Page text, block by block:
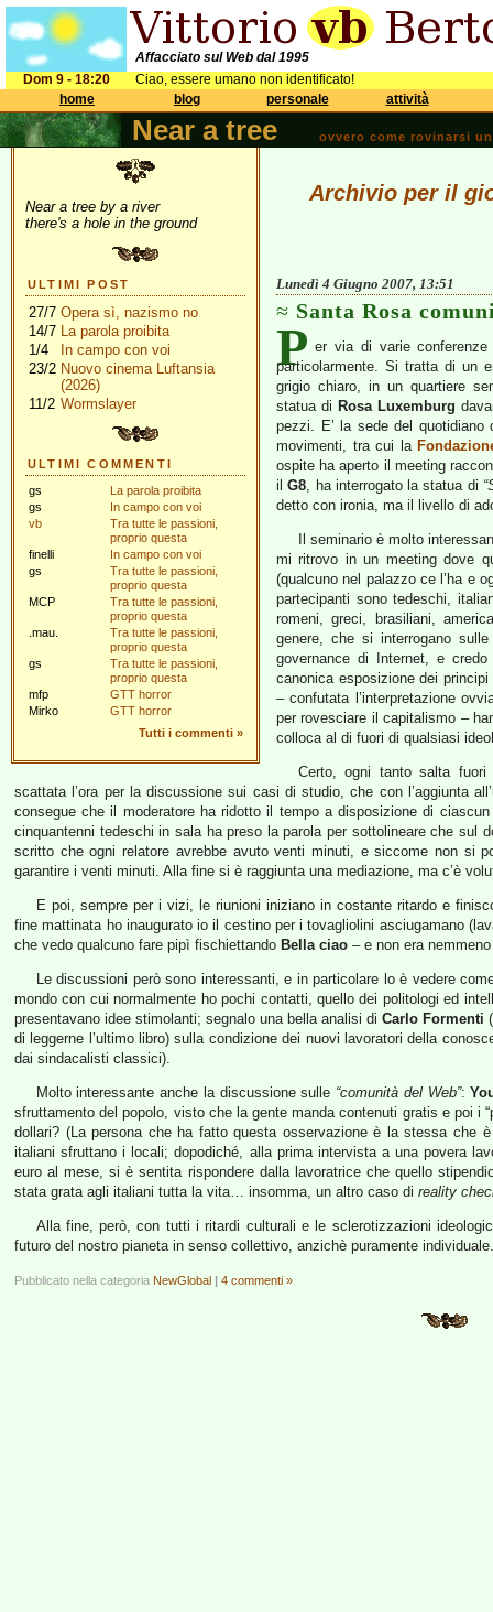
Affacciato sul Web dal 1995
Dom 9 - 18:20
Ciao, essere umano non identificato!
home
blog personale attività
Near a tree ovvero come rovinarsi
Near a tree by a river
there's a hole in the ground
ULTIMI POST
27/7 Opera sì, nazismo no
14/7 La parola proibita
1/4
In campo con voi
23/2 Nuovo cinema Luftansia
(2026)
11/2 Wormslayer
ULTIMI COMMENTI
gs
La parola proibita
gs
In campo con voi
vb
Tra tutte le passioni,
proprio questa
finelli
In campo con voi
gs
Tra tutte le passioni,
proprio questa
MCP
Tra tutte le passioni,
proprio questa
.mau.
Tra tutte le passioni,
proprio questa
gs
Tra tutte le passioni,
proprio questa
mfp
GTT horror
Mirko
GTT horror
Tutti i commenti »
Archivio per il
Lunedì 4 Giugno 2007, 13:51
Santa Rosa
P er via di varie
particolarmente. Si tratta di un
grigio chiaro, in un quartiere
statua di Rosa Luxemburg
pezzi. E’ la sede del
movimenti, tra cui la
ospite ha aperto il meeting
ilG8, ha interrogato la statua di
detto con ironia, ma il livello di
Il seminario è molto
mi ritrovo in un meeting dove
(qualcuno nel palazzo ce l’ha e
partecipanti sono tedeschi,
romeni, greci, brasiliani,
genere, che si interrogano
governance di Internet, e
canonica esposizione dei
– confutata l’interpretazione
per rovesciare il capitalismo –
colloca al di fuori di qualsiasi
Certo, ogni tanto salta
scattata l’ora per la discussione sui casi di studio, che con l’aggiunta
consegue che il moderatore ha ridotto il tempo a disposizione di
cinquantenni tedeschi in sala ha preso la parola per sottolineare che sul
scritto che ogni relatore avrebbe avuto venti minuti, e siccome non si
garantire i venti minuti. Alla fine si è raggiunta una mediazione, ma c’è
E poi, sempre per i vizi, le riunioni iniziano in costante ritardo e
fine mattinata ho inaugurato io il cestino per i tovagliolini asciugamano
che vedo qualcuno fare pipì fischiettando Bella ciao – e non era
Le discussioni però sono interessanti, e in particolare lo è vedere
mondo con cui normalmente ho pochi contatti, quello dei politologi ed
presentavano idee stimolanti; segnalo una bella analisi di Carlo Formenti
di leggerne l’ultimo libro) sulla condizione dei nuovi lavoratori della
dai sindacalisti classici).
Molto interessante anche la discussione sulle “comunità del Web”:
sfruttamento del popolo, visto che la gente manda contenuti gratis e poi i
dollari? (La persona che ha fatto questa osservazione è la stessa che
italiani sfruttano i locali; dopodiché, alla prima intervista a una povera
euro al mese, si è sentita rispondere dalla lavoratrice che quello
stata grata agli italiani tutta la vita… insomma, un altro caso di reality
Alla fine, però, con tutti i ritardi culturali e le sclerotizzazioni
futuro del nostro pianeta in senso collettivo, anzichè puramente individuale.
Pubblicato nella categoria NewGlobal | 4 commenti »